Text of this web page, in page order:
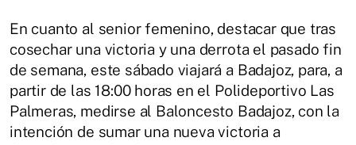
En cuanto al senior femenino, destacar que tras
cosechar una victoria y una derrota el pasado fin
de semana, este sábado viajará a Badajoz, para, a
partir de las 18:00 horas en el Polideportivo Las
Palmeras, medirse al Baloncesto Badajoz, con la
intención de sumar una nueva victoria a